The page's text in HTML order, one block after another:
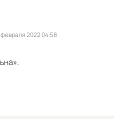
февраля 2022 04:58